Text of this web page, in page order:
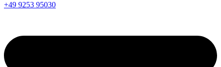
+49 9253 95030